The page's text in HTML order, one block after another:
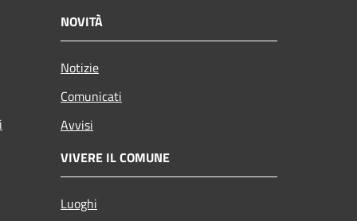
NOVITÀ
Notizie
Comunicati
Avvisi
VIVERE IL COMUNE
Luoghi